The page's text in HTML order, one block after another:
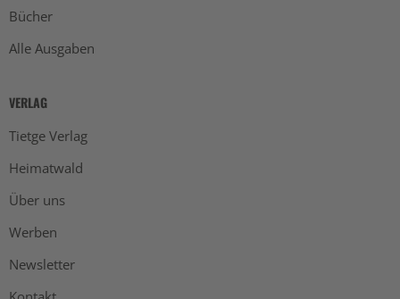
Bücher
Alle Ausgaben
VERLAG
Tietge Verlag
Heimatwald
Über uns
Werben
Newsletter